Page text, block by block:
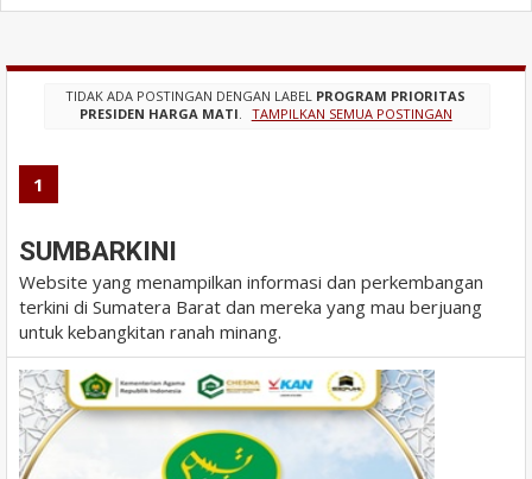
TIDAK ADA POSTINGAN DENGAN LABEL PROGRAM PRIORITAS
PRESIDEN HARGA MATI. TAMPILKAN SEMUA POSTINGAN
1
SUMBARKINI
Website yang menampilkan informasi dan perkembangan
terkini di Sumatera Barat dan mereka yang mau berjuang
untuk kebangkitan ranah minang.